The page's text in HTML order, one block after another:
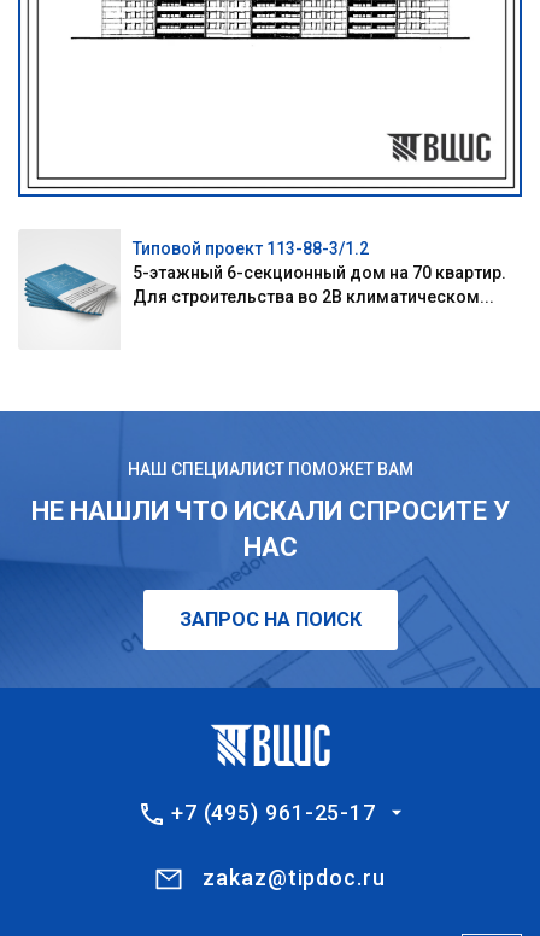
Типовой проект 113-88-3/1.2
5-этажный 6-секционный дом на 70 квартир.
Для строительства во 2В климатическом...
НАШ СПЕЦИАЛИСТ ПОМОЖЕТ ВАМ
НЕ НАШЛИ ЧТО ИСКАЛИ СПРОСИТЕ У
НАС
ЗАПРОС НА ПОИСК
+7 (495) 961-25-17
zakaz@tipdoc.ru